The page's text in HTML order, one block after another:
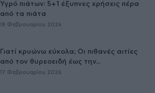
Υγρό πιάτων: 5+1 έξυπνες χρήσεις πέρα
από τα πιάτα
18 Φεβρουαρίου 2026
Γιατί κρυώνω εύκολα; Οι πιθανές αιτίες
από τον θυρεοειδή έως την...
17 Φεβρουαρίου 2026